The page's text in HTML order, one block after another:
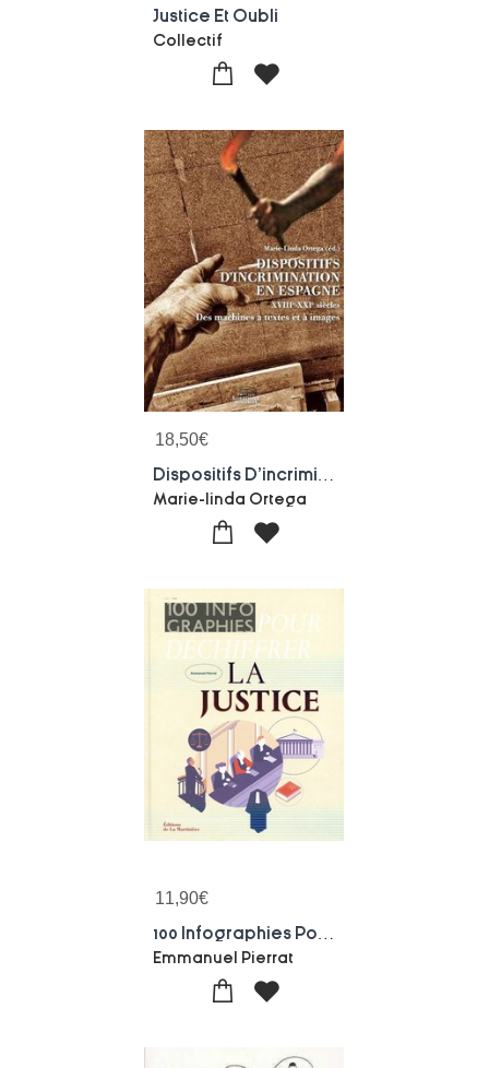
Justice Et Oubli
Collectif
18,50€
Marie-linda Ortega
11,90€
Emmanuel Pierrat